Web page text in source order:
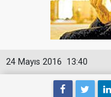
13:40
24 Mayıs 2016